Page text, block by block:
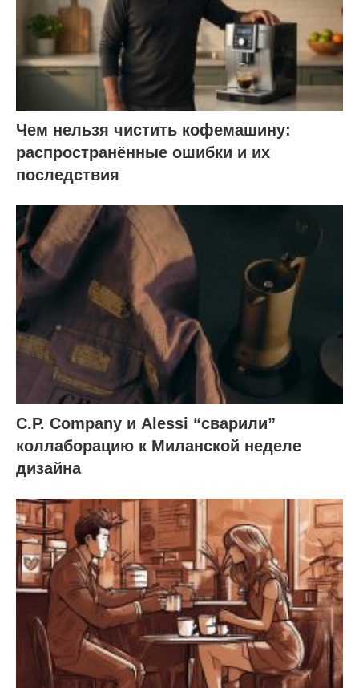
Чем нельзя чистить кофемашину:
распространённые ошибки и их
последствия
C.P. Company и Alessi “сварили”
коллаборацию к Миланской неделе
дизайна